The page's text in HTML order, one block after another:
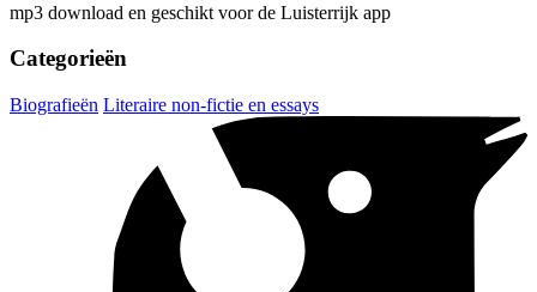
mp3 download en geschikt voor de Luisterrijk app
Categorieën
Biografieën Literaire non-fictie en essays